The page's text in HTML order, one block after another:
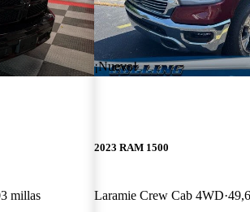
millas
¡Nuevo!
2023 RAM 1500
Laramie Crew Cab 4WD